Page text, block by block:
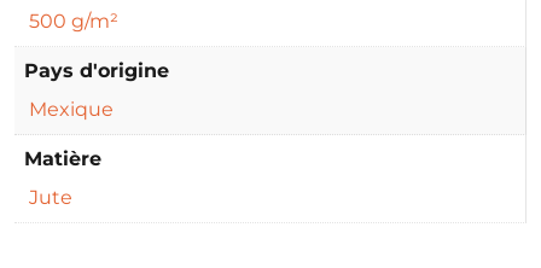
500 g/m²
Pays d'origine
Mexique
Matière
Jute